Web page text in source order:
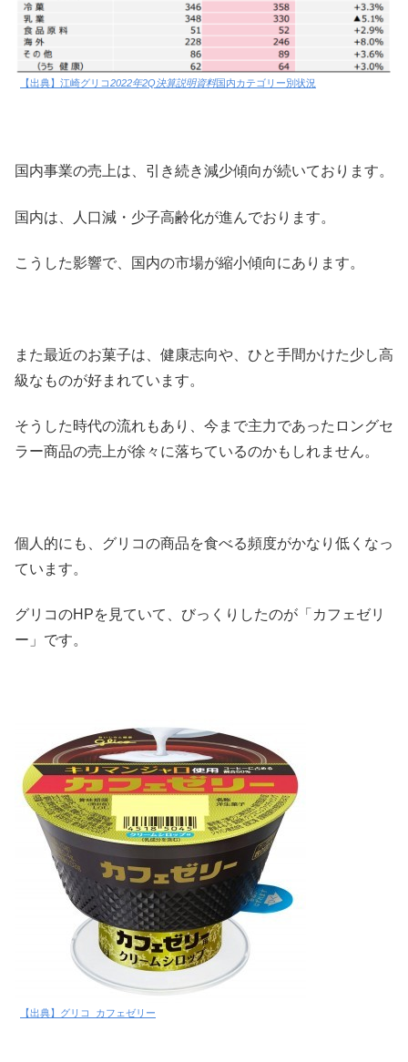
【出典】江崎グリコ2022年2Q決算説明資料国内カテゴリー別状況
国内事業の売上は、引き続き減少傾向が続いております。
国内は、人口減・少子高齢化が進んでおります。
こうした影響で、国内の市場が縮小傾向にあります。
また最近のお菓子は、健康志向や、ひと手間かけた少し高
級なものが好まれています。
そうした時代の流れもあり、今まで主力であったロングセ
ラー商品の売上が徐々に落ちているのかもしれません。
個人的にも、グリコの商品を食べる頻度がかなり低くなっ
ています。
グリコのHPを見ていて、びっくりしたのが「カフェゼリ
ー」です。
【出典】グリコ_カフェゼリー